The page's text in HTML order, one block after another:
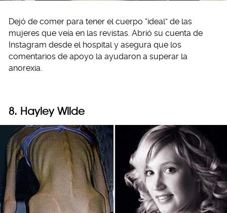
Dejó de comer para tener el cuerpo “ideal” de las
mujeres que veía en las revistas. Abrió su cuenta de
Instagram desde el hospital y asegura que los
comentarios de apoyo la ayudaron a superar la
anorexia.
8. Hayley Wilde